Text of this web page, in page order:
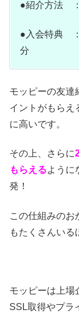
●紹介方法
●入会特典
分
モッピーの友達
イントがもらえ
に高いです。
その上、さらに
もらえるように
発！
この仕組みのお
もたくさんいる
モッピーは上場
SSL取得やプラ